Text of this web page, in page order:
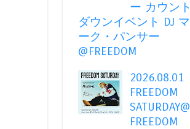
ー カウント
ダウンイベント DJ マ
ーク・パンサー
@FREEDOM
2026.08.01
FREEDOM
SATURDAY@
FREEDOM